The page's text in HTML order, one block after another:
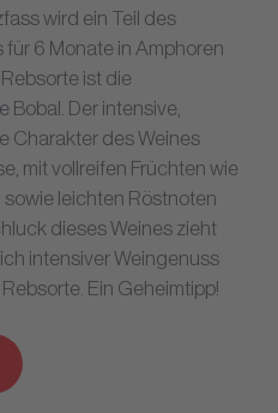
wird ein Teil des
6 Monate in Amphoren
ist die
Bobal. Der intensive,
Charakter des Weines
mit vollreifen Früchten wie
leichten Röstnoten
dieses Weines zieht
intensiver Weingenuss
Ein Geheimtipp!